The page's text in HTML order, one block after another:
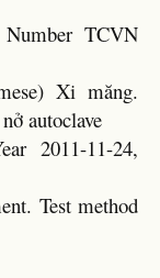
Number TCVN
Xi măng.
autoclave
2011-11-24,
Test method